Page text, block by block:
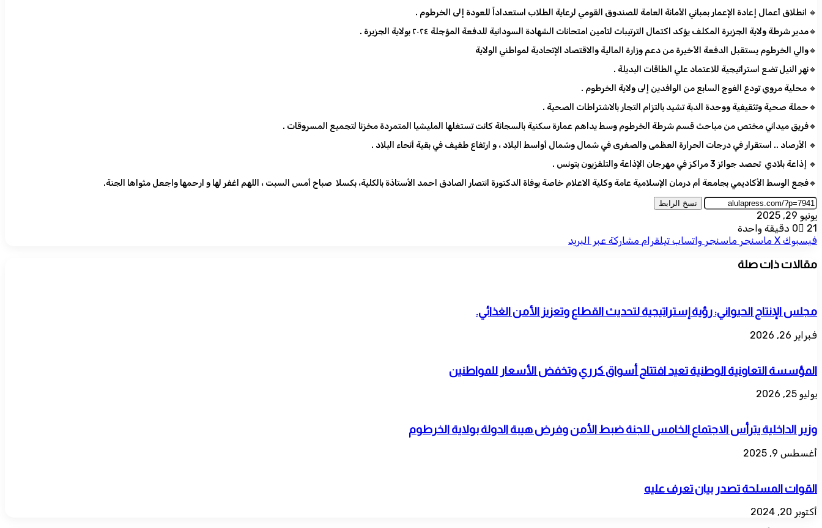
🔸 انطلاق أعمال إعادة الإعمار بمباني الأمانة العامة للصندوق القومي لرعاية الطلاب استعداداً للعودة إلى الخرطوم .
🔸مدير شرطة ولاية الجزيرة المكلف يؤكد اكتمال الترتيبات لتأمين امتحانات الشهادة السودانية للدفعة المؤجلة ٢٠٢٤ بولاية الجزيرة .
🔸والي الخرطوم يستقبل الدفعة الأخيرة من دعم وزارة المالية والاقتصاد الإتحادية لمواطني الولاية
🔸نهر النيل تضع استراتيجية للاعتماد علي الطاقات البديلة .
🔸 محلية مروي تودع الفوج السابع من الوافدين إلى ولاية الخرطوم .
🔸حملة صحية وتثقيفية ووحدة الدبة تشيد بالتزام التجار بالاشتراطات الصحية .
🔸فريق ميداني مختص من مباحث قسم شرطة الخرطوم وسط يداهم عمارة سكنية بالسجانة كانت تستغلها المليشيا المتمردة مخزنا لتجميع المسروقات .
🔸 الأرصاد .. استقرار في درجات الحرارة العظمى والصغرى في شمال وشمال أواسط البلاد ، و ارتفاع طفيف في بقية أنحاء البلاد .
🔸 إذاعة بلادي تحصد جوائز 3 مراكز في مهرجان الإذاعة والتلفزيون بتونس .
🔸فجع الوسط الأكاديمي بجامعة أم درمان الإسلامية عامة وكلية الاعلام خاصة بوفاة الدكتورة انتصار الصادق احمد الأستاذة بالكلية، بكسلا صباح أمس السبت ، اللهم اغفر لها و ارحمها واجعل مثواها الجنة.
نسخ الرابط
يونيو 29, 2025
0
21
دقيقة واحدة
فيسبوك ‫X ماسنجر ماسنجر واتساب تيلقرام مشاركة عبر البريد
مقالات ذات صلة
مجلس الإنتاج الحيواني: رؤية إستراتيجية لتحديث القطاع وتعزيز الأمن الغذائي.
فبراير 26, 2026
المؤسسة التعاونية الوطنية تعيد افتتاح أسواق كرري وتخفض الأسعار للمواطنين
يوليو 25, 2026
وزير الداخلية يترأس الاجتماع الخامس للجنة ضبط الأمن وفرض هيبة الدولة بولاية الخرطوم
أغسطس 9, 2025
القوات المسلحة تصدر بيان تعرف عليه
أكتوبر 20, 2024